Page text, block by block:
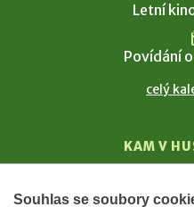
Letní
Povídání
celý
KAM V
T. G.
Souhlas se soubory